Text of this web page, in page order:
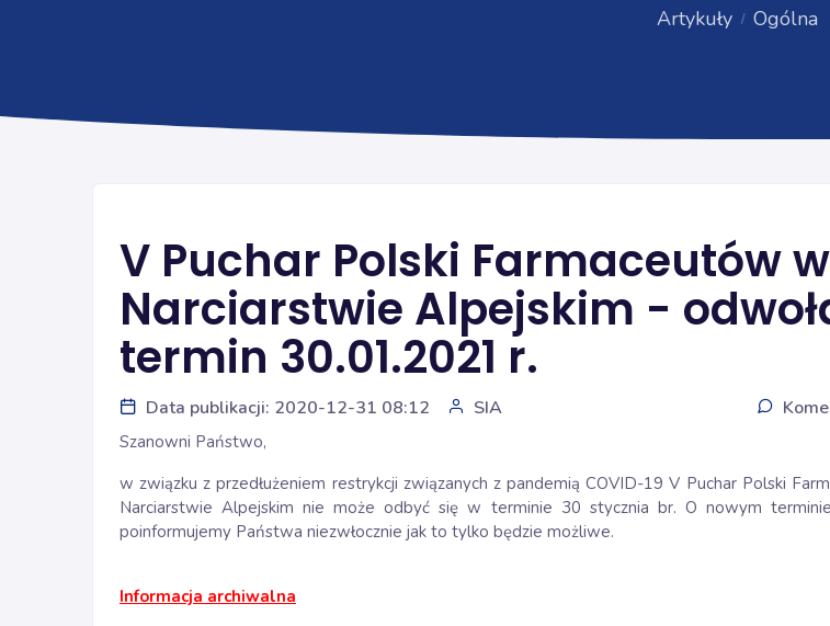
Artykuły Ogólna
V Puchar Polski Farmaceutów w
Narciarstwie Alpejskim -
termin 30.01.2021 r.
Data publikacji: 2020-12-31 08:12 SIA
Szanowni Państwo,
w związku z przedłużeniem restrykcji związanych z pandemią COVID-19 V Puchar Polski
Narciarstwie Alpejskim nie może odbyć się w terminie 30 stycznia br. O nowym
poinformujemy Państwa niezwłocznie jak to tylko będzie możliwe.
Informacja archiwalna